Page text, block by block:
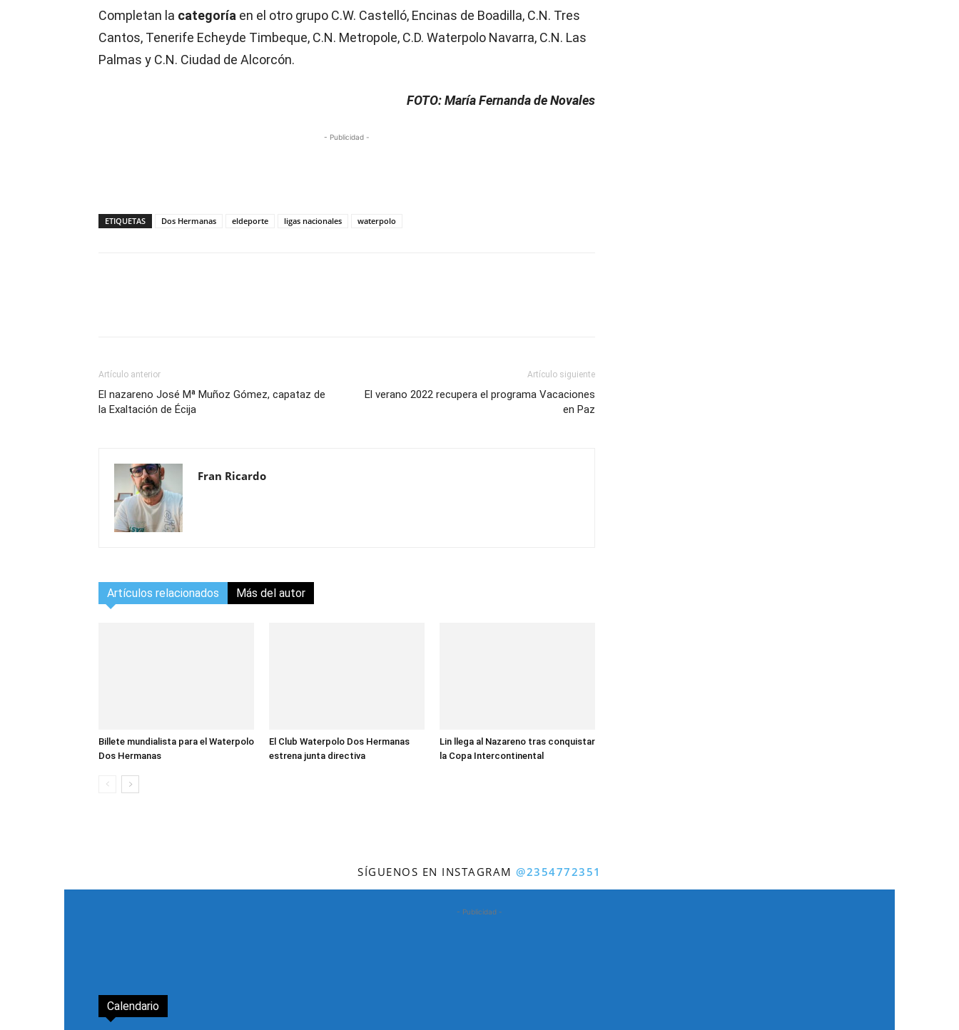
Completan la categoría en el otro grupo C.W. Castelló, Encinas de Boadilla, C.N. Tres
Cantos, Tenerife Echeyde Timbeque, C.N. Metropole, C.D. Waterpolo Navarra, C.N. Las
Palmas y C.N. Ciudad de Alcorcón.
FOTO: María Fernanda de Novales
- Publicidad -
ETIQUETAS Dos Hermanas eldeporte ligas nacionales waterpolo
Artículo anterior
El nazareno José Mª Muñoz Gómez, capataz de
la Exaltación de Écija
Artículo siguiente
El verano 2022 recupera el programa Vacaciones
en Paz
Fran Ricardo
Artículos relacionados Más del autor
Billete mundialista para el Waterpolo
Dos Hermanas
El Club Waterpolo Dos Hermanas
estrena junta directiva
Lin llega al Nazareno tras conquistar
la Copa Intercontinental
SÍGUENOS EN INSTAGRAM@2354772351
- Publicidad -
Calendario